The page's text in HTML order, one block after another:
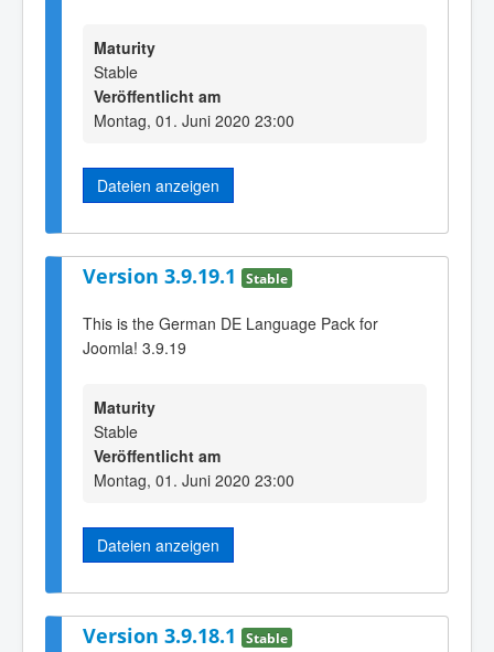
Maturity
Stable
Veröffentlicht am
Montag, 01. Juni 2020 23:00
Dateien anzeigen
Version 3.9.19.1 Stable
This is the German DE Language Pack for
Joomla! 3.9.19
Maturity
Stable
Veröffentlicht am
Montag, 01. Juni 2020 23:00
Dateien anzeigen
Version 3.9.18.1 Stable